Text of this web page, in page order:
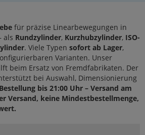
für präzise Linearbewegungen in
als Rundzylinder, Kurzhubzylinder, ISO-
. Viele Typen sofort ab Lager,
Varianten. Unser
beim Ersatz von Fremdfabrikaten. Der
bei Auswahl, Dimensionierung
Bestellung bis 21:00 Uhr – Versand am
Versand, keine Mindestbestellmenge,